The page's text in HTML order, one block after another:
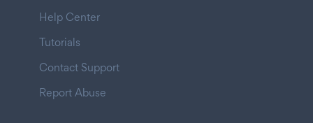
Help Center
Tutorials
Contact Support
Report Abuse